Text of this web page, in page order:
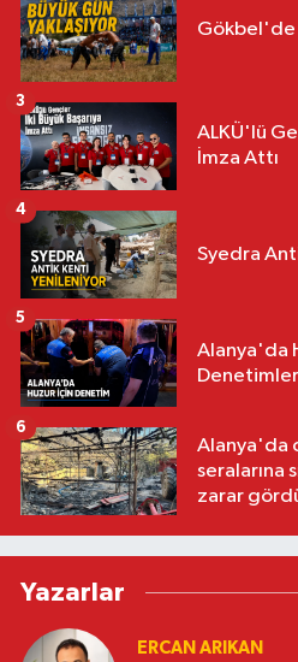
Gökbel'de
ALKÜ'lü
İmza Attı
3
Syedra
4
Alanya'da
Denetimler
5
Alanya'da
seralarına
zarar
6
Yazarlar
ERCAN ARIKAN